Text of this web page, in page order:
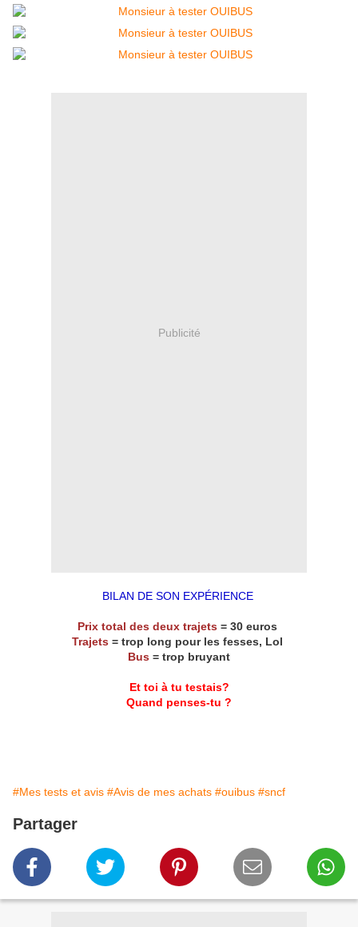
Publicité
BILAN DE SON EXPÉRIENCE
Prix total des deux trajets = 30 euros
Trajets = trop long pour les fesses, Lol
Bus = trop bruyant
Et toi à tu testais?
Quand penses-tu ?
#Mes tests et avis #Avis de mes achats #ouibus #sncf
Partager